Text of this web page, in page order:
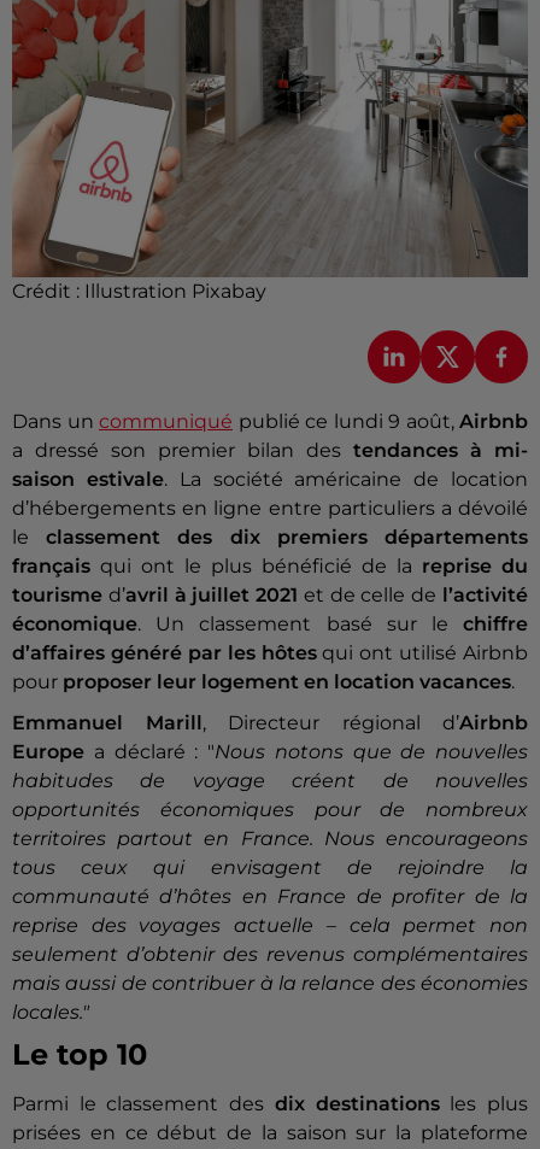
Crédit : Illustration Pixabay
Dans un communiqué publié ce lundi 9 août, Airbnb
a dressé son premier bilan des tendances à mi-
saison estivale. La société américaine de location
d’hébergements en ligne entre particuliers a dévoilé
leclassement des dix premiers départements
français qui ont le plus bénéficié de la reprise du
tourisme d’avril à juillet 2021 et de celle de l’activité
économique. Un classement basé sur le chiffre
d’affaires généré par les hôtesqui ont utilisé Airbnb
pour proposer leur logement en location vacances.
Emmanuel Marill , Directeur régional d’Airbnb
Europe a déclaré : "Nous notons que de nouvelles
habitudes de voyage créent de nouvelles
opportunités économiques pour de nombreux
territoires partout en France. Nous encourageons
tous ceux qui envisagent de rejoindre la
communauté d’hôtes en France de profiter de la
reprise des voyages actuelle – cela permet non
seulement d’obtenir des revenus complémentaires
mais aussi de contribuer à la relance des économies
locales."
Le top 10
Parmi le classement des dix destinationsles plus
prisées en ce début de la saison sur la plateforme